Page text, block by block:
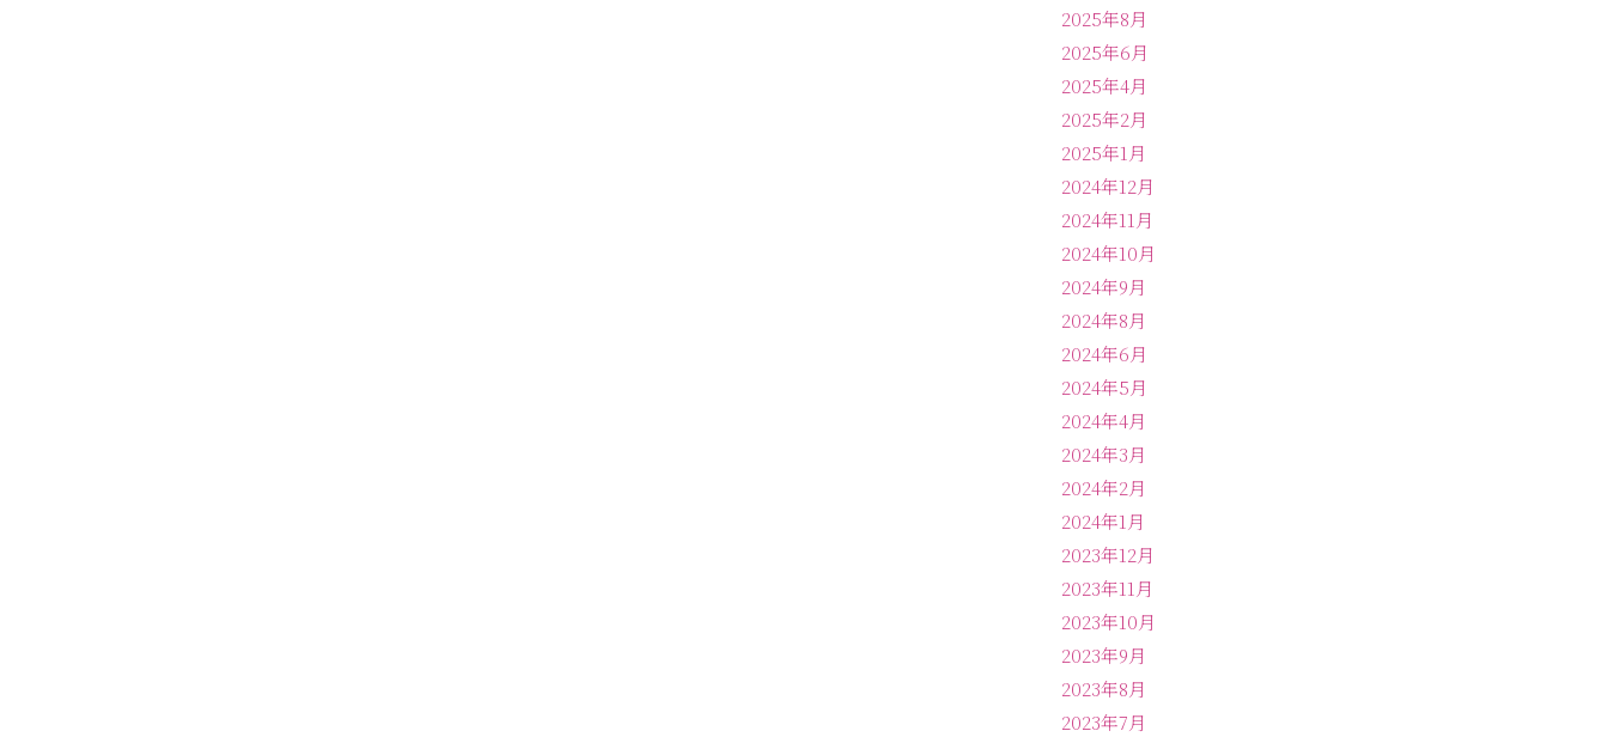
2025年8月
2025年6月
2025年4月
2025年2月
2025年1月
2024年12月
2024年11月
2024年10月
2024年9月
2024年8月
2024年6月
2024年5月
2024年4月
2024年3月
2024年2月
2024年1月
2023年12月
2023年11月
2023年10月
2023年9月
2023年8月
2023年7月